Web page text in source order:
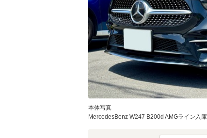
本体写真
MercedesBenz W247 B200d AMGライン入